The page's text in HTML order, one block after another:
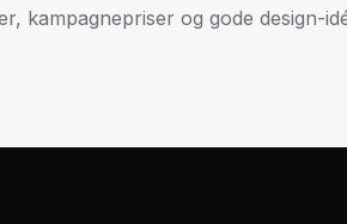
kampagnepriser og gode design-